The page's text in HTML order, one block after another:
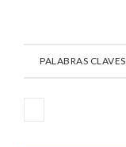
PALABRAS CLAVES